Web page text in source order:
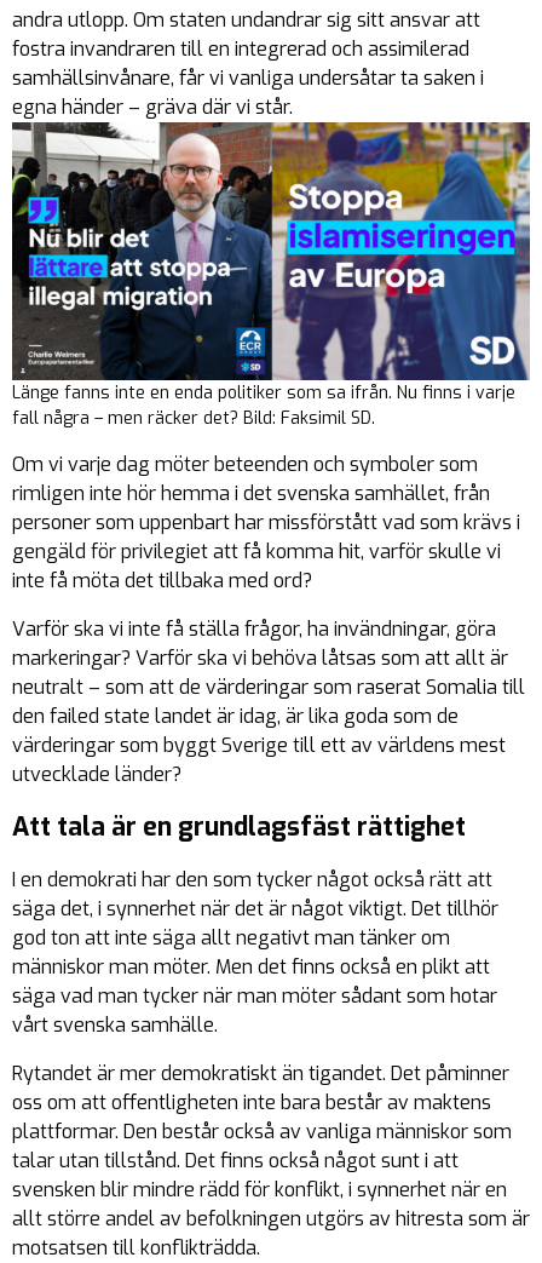
andra utlopp. Om staten undandrar sig sitt ansvar att
fostra invandraren till en integrerad och assimilerad
samhällsinvånare, får vi vanliga undersåtar ta saken i
egna händer – gräva där vi står.
Länge fanns inte en enda politiker som sa ifrån. Nu finns i varje
fall några – men räcker det? Bild: Faksimil SD.
Om vi varje dag möter beteenden och symboler som
rimligen inte hör hemma i det svenska samhället, från
personer som uppenbart har missförstått vad som krävs i
gengäld för privilegiet att få komma hit, varför skulle vi
inte få möta det tillbaka med ord?
Varför ska vi inte få ställa frågor, ha invändningar, göra
markeringar? Varför ska vi behöva låtsas som att allt är
neutralt – som att de värderingar som raserat Somalia till
den failed state landet är idag, är lika goda som de
värderingar som byggt Sverige till ett av världens mest
utvecklade länder?
Att tala är en grundlagsfäst rättighet
I en demokrati har den som tycker något också rätt att
säga det, i synnerhet när det är något viktigt. Det tillhör
god ton att inte säga allt negativt man tänker om
människor man möter. Men det finns också en plikt att
säga vad man tycker när man möter sådant som hotar
vårt svenska samhälle.
Rytandet är mer demokratiskt än tigandet. Det påminner
oss om att offentligheten inte bara består av maktens
plattformar. Den består också av vanliga människor som
talar utan tillstånd. Det finns också något sunt i att
svensken blir mindre rädd för konflikt, i synnerhet när en
allt större andel av befolkningen utgörs av hitresta som är
motsatsen till konflikträdda.